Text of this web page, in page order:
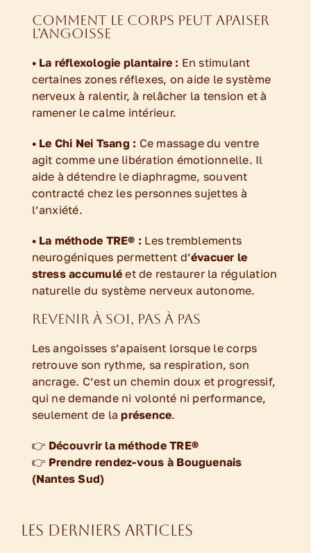
Comment le corps peut apaiser
l’angoisse
• La réflexologie plantaire : En stimulant
certaines zones réflexes, on aide le système
nerveux à ralentir, à relâcher la tension et à
ramener le calme intérieur.
• Le Chi Nei Tsang : Ce massage du ventre
agit comme une libération émotionnelle. Il
aide à détendre le diaphragme, souvent
contracté chez les personnes sujettes à
l’anxiété.
• La méthode TRE® : Les tremblements
neurogéniques permettent d’évacuer le
stress accumulé et de restaurer la régulation
naturelle du système nerveux autonome.
Revenir à soi, pas à pas
Les angoisses s’apaisent lorsque le corps
retrouve son rythme, sa respiration, son
ancrage. C’est un chemin doux et progressif,
qui ne demande ni volonté ni performance,
seulement de laprésence.
👉 Découvrir la méthode TRE®
👉 Prendre rendez-vous à Bouguenais
(Nantes Sud)
Les derniers articles